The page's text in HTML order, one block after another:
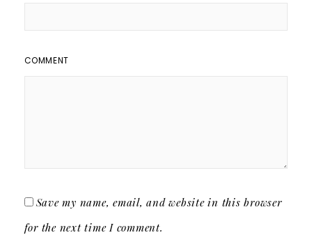
COMMENT
Save my name, email, and website in this browser
for the next time I comment.